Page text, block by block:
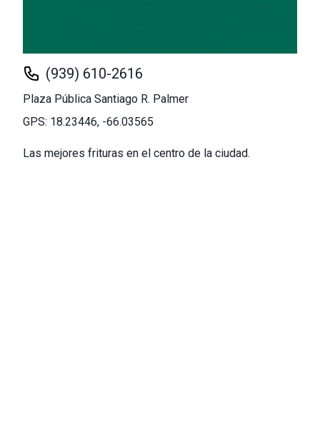
(939) 610-2616
Plaza Pública Santiago R. Palmer
GPS: 18.23446, -66.03565
Las mejores frituras en el centro de la ciudad.